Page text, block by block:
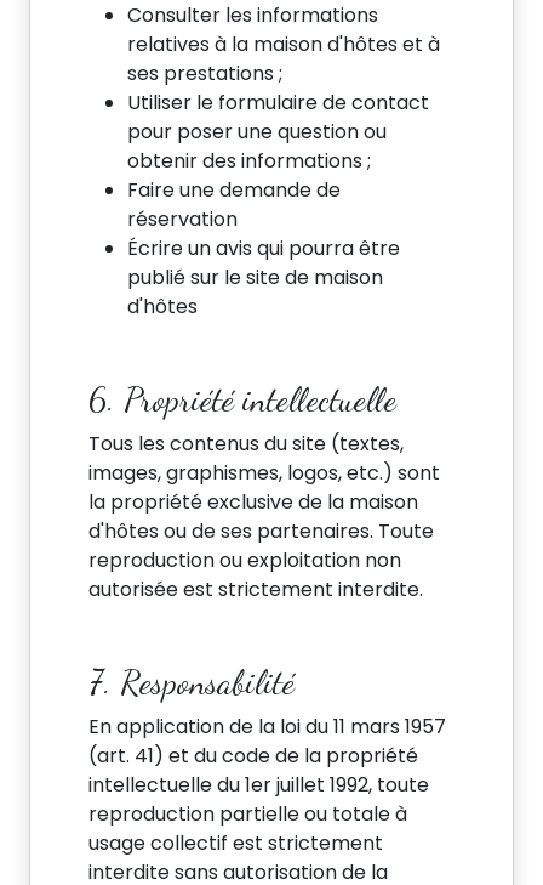
Consulter les informations
relatives à la maison d'hôtes et à
ses prestations ;
Utiliser le formulaire de contact
pour poser une question ou
obtenir des informations ;
Faire une demande de
réservation
Écrire un avis qui pourra être
publié sur le site de maison
d'hôtes
6. Propriété intellectuelle
Tous les contenus du site (textes,
images, graphismes, logos, etc.) sont
la propriété exclusive de la maison
d'hôtes ou de ses partenaires. Toute
reproduction ou exploitation non
autorisée est strictement interdite.
7. Responsabilité
En application de la loi du 11 mars 1957
(art. 41) et du code de la propriété
intellectuelle du 1er juillet 1992, toute
reproduction partielle ou totale à
usage collectif est strictement
interdite sans autorisation de la